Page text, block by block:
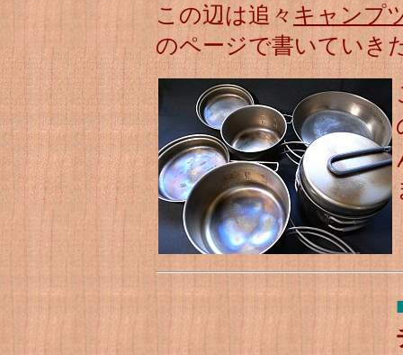
この辺は追々 キャンプ
のページで書いていき